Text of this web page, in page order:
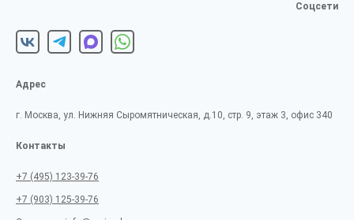
Соцсети
Адрес
г. Москва, ул. Нижняя Сыромятническая, д.10, стр. 9, этаж 3, офис 340
Контакты
+7 (495) 123-39-76
+7 (903) 125-39-76